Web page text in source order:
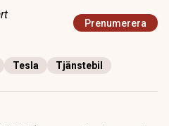
Prenumerera
Tesla Tjänstebil